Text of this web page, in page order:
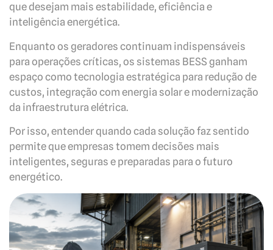
que desejam mais estabilidade, eficiência e
inteligência energética.
Enquanto os geradores continuam indispensáveis
para operações críticas, os sistemas BESS ganham
espaço como tecnologia estratégica para redução de
custos, integração com energia solar e modernização
da infraestrutura elétrica.
Por isso, entender quando cada solução faz sentido
permite que empresas tomem decisões mais
inteligentes, seguras e preparadas para o futuro
energético.